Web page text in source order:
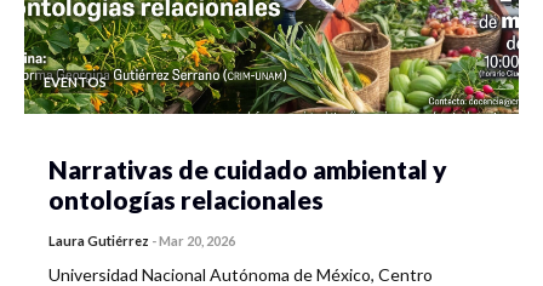
EVENTOS
Narrativas de cuidado ambiental y
ontologías relacionales
Laura Gutiérrez -Mar 20, 2026
Universidad Nacional Autónoma de México, Centro